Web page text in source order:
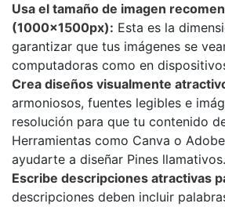
Usa el tamaño de imagen
(1000x1500px): Esta es la
garantizar que tus imágenes se
computadoras como en
Crea diseños visualmente
armoniosos, fuentes legibles e
resolución para que tu contenido
Herramientas como Canva o
ayudarte a diseñar Pines llamativos.
Escribe descripciones atractivas
descripciones deben incluir